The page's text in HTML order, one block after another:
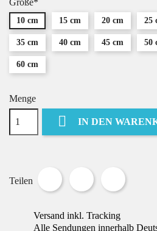
Größe*
10 cm 15 cm 20 cm 25
35 cm 40 cm 45 cm 50
60 cm
Menge
 IN DEN
Teilen
Versand inkl. Tracking
Alle Sendungen innerhalb